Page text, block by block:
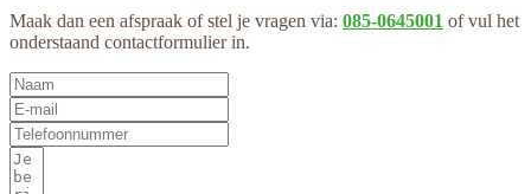
Maak dan een afspraak of stel je vragen via: 085-0645001 of vul het
onderstaand contactformulier in.